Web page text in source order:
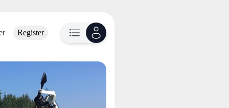
Register